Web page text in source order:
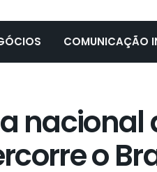
COMUNICAÇÃO
o